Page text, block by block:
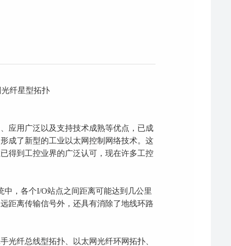
纤星型拓扑
应用广泛以及支持技术成熟等优点，已成
成了新型的工业以太网控制网络技术。这
得到工控业界的广泛认可，现在许多工控
，各个I/O站点之间距离可能达到几公里
距离传输信号外，还具有消除了地线环路
光纤总线型拓扑、以太网光纤环网拓扑、